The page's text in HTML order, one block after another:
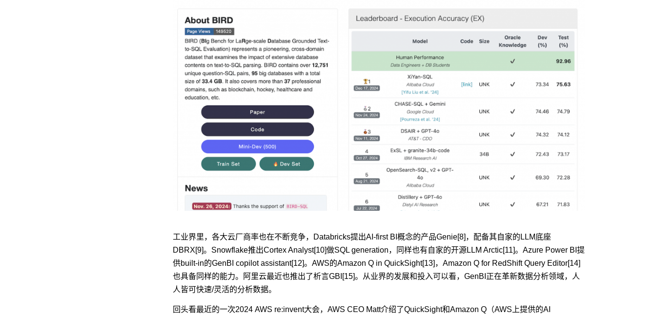
工业界里，各大云厂商率也在不断竞争，Databricks提出AI-first BI概念的产品Genie[8]，配备其自家的LLM底座
DBRX[9]。Snowflake推出Cortex Analyst[10]做SQL generation，同样也有自家的开源LLM Arctic[11]。Azure Power BI提
供built-in的GenBI copilot assistant[12]。AWS的Amazon Q in QuickSight[13]，Amazon Q for RedShift Query Editor[14]
也具备同样的能力。阿里云最近也推出了析言GBI[15]。从业界的发展和投入可以看，GenBI正在革新数据分析领域，人
人皆可快速/灵活的分析数据。
回头看最近的一次2024 AWS re:invent大会，AWS CEO Matt介绍了QuickSight和Amazon Q（AWS上提供的AI